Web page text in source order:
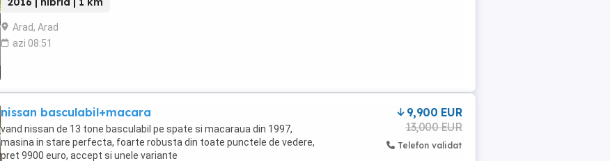
Arad, Arad
azi 08:51
nissan basculabil+macara
vand nissan de 13 tone basculabil pe spate si macaraua din 1997,
masina in stare perfecta, foarte robusta din toate punctele de vedere,
pret 9900 euro, accept si unele variante
9,900 EUR
13,000 EUR
Telefon validat